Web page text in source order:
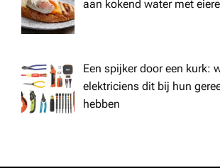
aan kokend water met
Een spijker door een kurk:
elektriciens dit bij hun
hebben